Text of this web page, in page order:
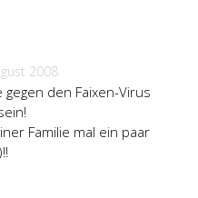
2008
gegen den Faixen-Virus
Familie mal ein paar